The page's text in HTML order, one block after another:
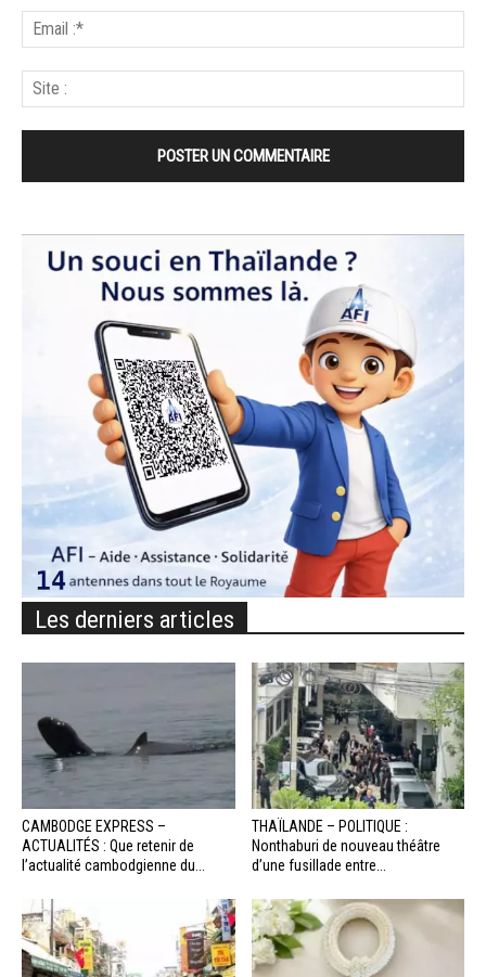
Les derniers articles
CAMBODGE EXPRESS –
ACTUALITÉS : Que retenir de
l’actualité cambodgienne du...
THAÏLANDE – POLITIQUE :
Nonthaburi de nouveau théâtre
d’une fusillade entre...